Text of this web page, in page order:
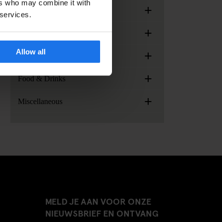
who may combine it with
Allow all
+
Generator Locations +
Services, facilities and extras +
Food & Drinks +
Miscellaneous +
MELD JE AAN VOOR ONZE
NIEUWSBRIEF EN ONTVANG